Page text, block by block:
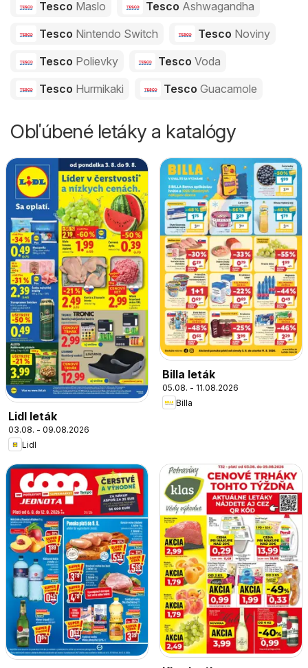
Tesco Maslo Tesco Ashwagandha
Tesco Nintendo Switch Tesco Noviny
Tesco Polievky Tesco Voda
Tesco Hurmikaki Tesco Guacamole
Obľúbené letáky a katalógy
Lidl leták
03.08. - 09.08.2026
Lidl
Billa leták
05.08. - 11.08.2026
Billa